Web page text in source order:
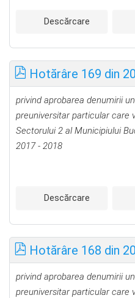
Descărcare
Hotărâre 169 din
privind aprobarea denumirii
preuniversitar particular care
Sectorului 2 al Municipiului
2017 - 2018
Descărcare
Hotărâre 168 din
privind aprobarea denumirii
preuniversitar particular care